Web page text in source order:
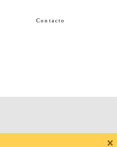
Contacto
×